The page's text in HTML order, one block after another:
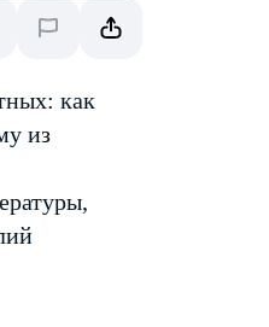
как
из